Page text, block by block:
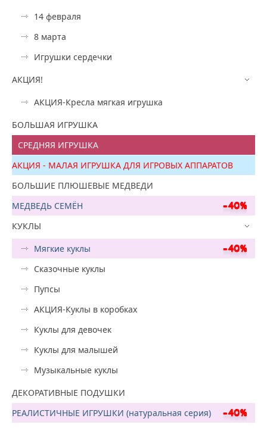
14 февраля
8 марта
Игрушки сердечки
АКЦИЯ!
АКЦИЯ-Кресла мягкая игрушка
БОЛЬШАЯ ИГРУШКА
СРЕДНЯЯ ИГРУШКА
АКЦИЯ - МАЛАЯ ИГРУШКА ДЛЯ ИГРОВЫХ АППАРАТОВ
БОЛЬШИЕ ПЛЮШЕВЫЕ МЕДВЕДИ
МЕДВЕДЬ СЕМЁН
КУКЛЫ
Мягкие куклы
Сказочные куклы
Пупсы
АКЦИЯ-Куклы в коробках
Куклы для девочек
Куклы для малышей
Музыкальные куклы
ДЕКОРАТИВНЫЕ ПОДУШКИ
РЕАЛИСТИЧНЫЕ ИГРУШКИ (натуральная серия)